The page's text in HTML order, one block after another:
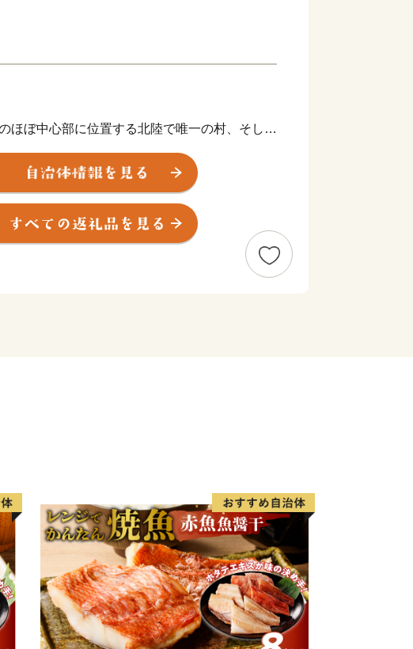
ほぼ中心部に位置する北陸で唯一の村、そして
日本一小さな自治体です。
雄大な立山連峰からの伏流水と肥沃な土壌を活
リが生産されています。
助のまちづくりに挑戦。民間企業の皆さんとま
おり、公園で行われている「園むすびプロジェ
、第34回都市公園等コンクールにて最高賞で
in the area.
challenge of “building a community for mutual
and we are promoting community
private sector.
that has been carried out in the park will
of Land, Infrastructure, Transport and Tourism
the attention of many people from all over the